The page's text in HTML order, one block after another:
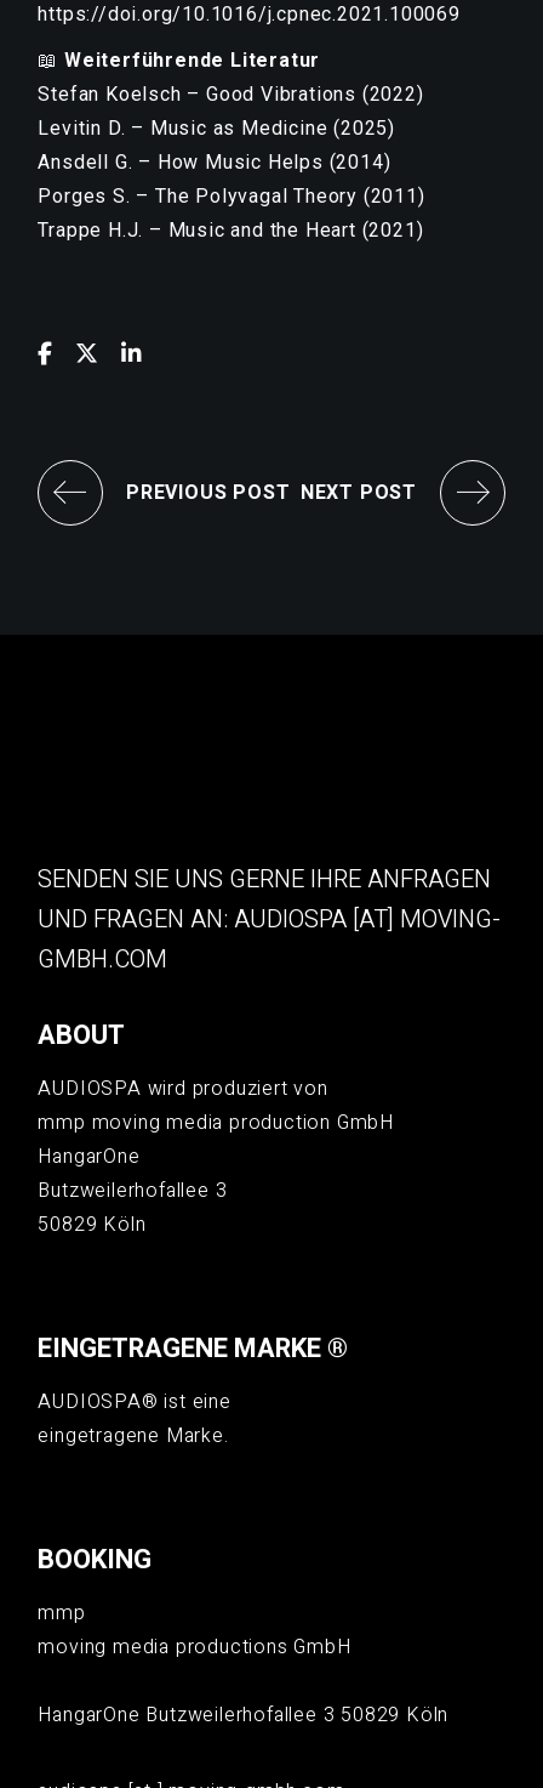
https://doi.org/10.1016/j.cpnec.2021.100069
📖 Weiterführende Literatur
Stefan Koelsch – Good Vibrations (2022)
Levitin D. – Music as Medicine (2025)
Ansdell G. – How Music Helps (2014)
Porges S. – The Polyvagal Theory (2011)
Trappe H.J. – Music and the Heart (2021)
PREVIOUS POST NEXT POST
SENDEN SIE UNS GERNE IHRE ANFRAGEN
UND FRAGEN AN: AUDIOSPA [AT] MOVING-
GMBH.COM
ABOUT
AUDIOSPA wird produziert von
mmp moving media production GmbH
HangarOne
Butzweilerhofallee 3
50829 Köln
EINGETRAGENE MARKE ®
AUDIOSPA® ist eine
eingetragene Marke.
BOOKING
mmp
moving media productions GmbH
HangarOne Butzweilerhofallee 3 50829 Köln